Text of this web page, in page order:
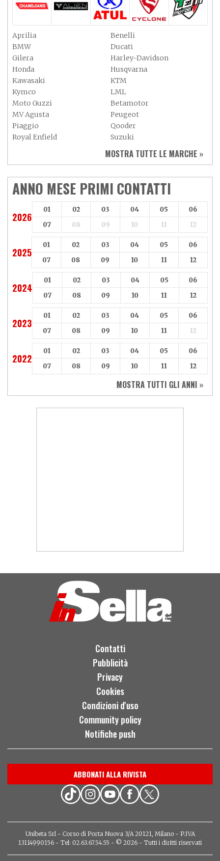
Aprilia
Benelli
BMW
Ducati
Gilera
Harley-Davidson
Honda
Husqvarna
Kawasaki
KTM
Kymco
LML
Moto Guzzi
Betamotor
MV Agusta
Peugeot
Piaggio
Qooder
Royal Enfield
Suzuki
Triumph
Yamaha
Aeon
Aspes
Axy
Baotian
MOSTRA TUTTE LE MARCHE »
ANNO MESE PRIMI CONTATTI
2026
01 02 03 04 05
06
07
08 09 10 11 12
2025
01 02 03 04 05
06
07
08 09 10 11 12
2024
01 02 03 04 05
06
07
08 09 10 11 12
2023
01 02 03 04 05
06
07
08 09 10 11 12
2022
01 02 03 04 05
06
07
08 09 10 11 12
MOSTRA TUTTI GLI ANNI »
Contatti
Pubblicità
Privacy
Cookies
Condizioni d'uso
Community policy
Notifiche push
ABBONATI ALLA RIVISTA
Unibeta Srl - Corso di Porta Nuova 3/A 20121, Milano - P.IVA
13114990156 - Tel: 02.63.67.54.55 - © 2026 - Tutti i diritti riservati